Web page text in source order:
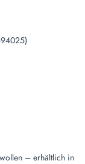
– erhältlich in